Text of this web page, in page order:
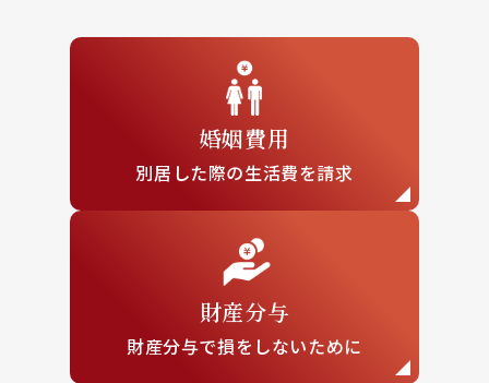
婚姻費用
別居した際の生活費を請求
財産分与
財産分与で損を しないために